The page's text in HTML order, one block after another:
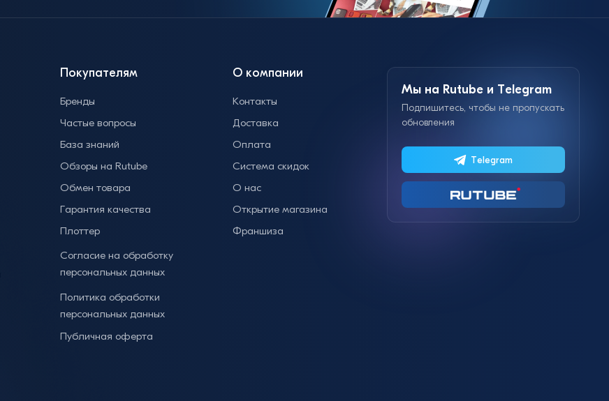
Покупателям
Бренды
Частые вопросы
База знаний
Обзоры на Rutube
Обмен товара
Гарантия качества
Плоттер
Согласие на обработку
персональных данных
Политика обработки
персональных данных
Публичная оферта
О компании
Контакты
Доставка
Оплата
Система скидок
О нас
Открытие магазина
Франшиза
Мы на Rutube и Telegram
Подпишитесь, чтобы не пропускать
обновления
Telegram